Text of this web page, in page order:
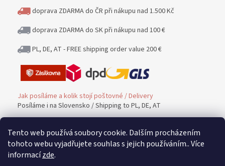
Tento web používá soubory cookie. Dalším procházením
tohoto webu vyjadřujete souhlas s jejich používáním.. Více
informacízde.
doprava ZDARMA do ČR při nákupu nad 1.500 Kč
doprava ZDARMA do SK při nákupu nad 100 €
PL, DE, AT - FREE shipping order value 200 €
Jak posíláme a kolik stojí poštovné / Delivery
Posíláme i na Slovensko / Shipping to PL, DE, AT
Platba / PAYMENT